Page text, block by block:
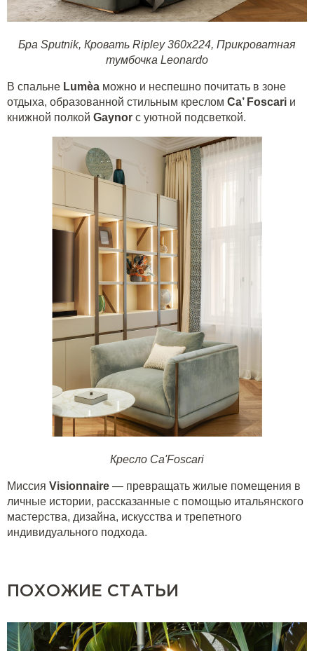
Бра Sputnik, Кровать Ripley 360x224, Прикроватная
тумбочка Leonardo
В спальне Lumèa можно и неспешно почитать в зоне
отдыха, образованной стильным креслом Ca’ Foscari и
книжной полкой Gaynor с уютной подсветкой.
Кресло Ca'Foscari
Миссия Visionnaire — превращать жилые помещения в
личные истории, рассказанные с помощью итальянского
мастерства, дизайна, искусства и трепетного
индивидуального подхода.
ПОХОЖИЕ СТАТЬИ